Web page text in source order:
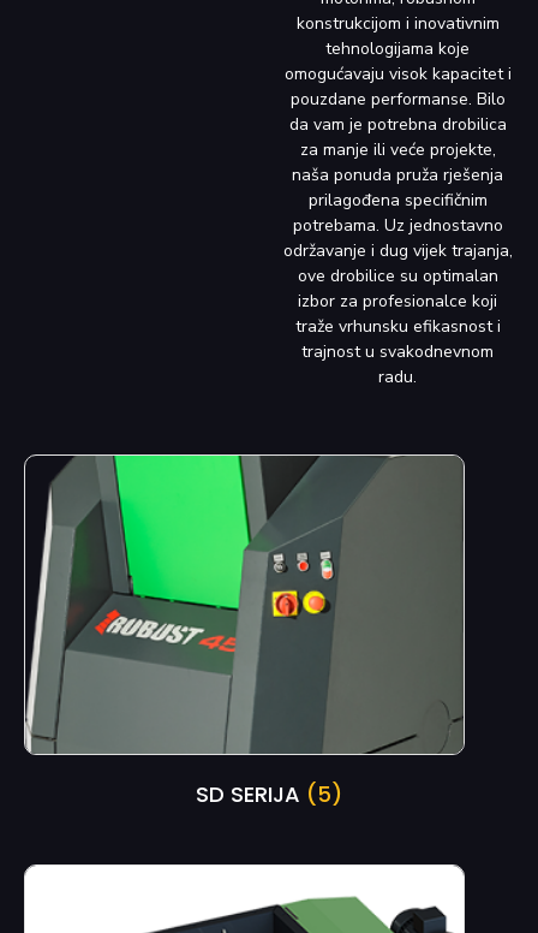
konstrukcijom i inovativnim
tehnologijama koje
omogućavaju visok kapacitet i
pouzdane performanse. Bilo
da vam je potrebna drobilica
za manje ili veće projekte,
naša ponuda pruža rješenja
prilagođena specifičnim
potrebama. Uz jednostavno
održavanje i dug vijek trajanja,
ove drobilice su optimalan
izbor za profesionalce koji
traže vrhunsku efikasnost i
trajnost u svakodnevnom
radu.
SD SERIJA (5)